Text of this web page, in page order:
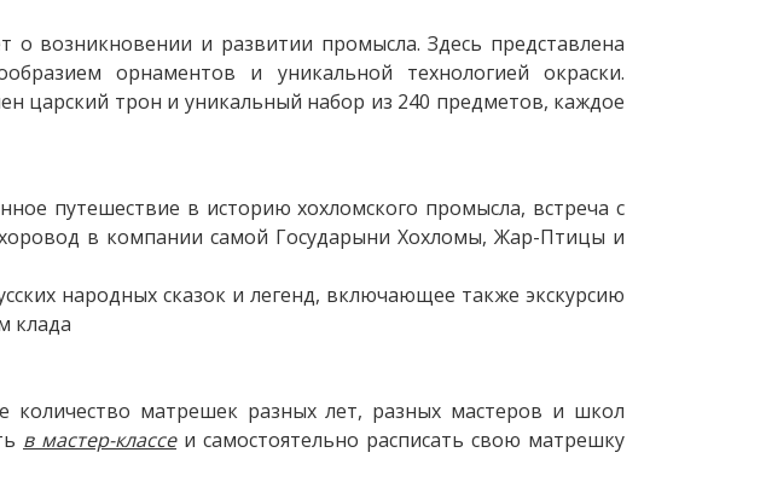
о возникновении и развитии промысла. Здесь представлена
орнаментов и уникальной технологией окраски.
царский трон и уникальный набор из 240 предметов, каждое
путешествие в историю хохломского промысла, встреча с
в компании самой Государыни Хохломы, Жар-Птицы и
народных сказок и легенд, включающее также экскурсию
клада
количество матрешек разных лет, разных мастеров и школ
в мастер-классеи самостоятельно расписать свою матрешку